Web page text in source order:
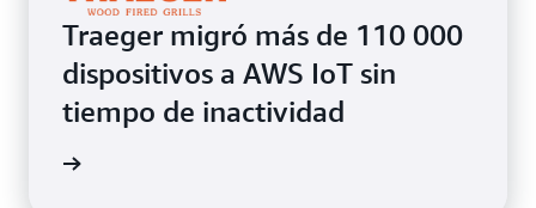
Traeger migró más de 110 000
dispositivos a AWS IoT sin
tiempo de inactividad